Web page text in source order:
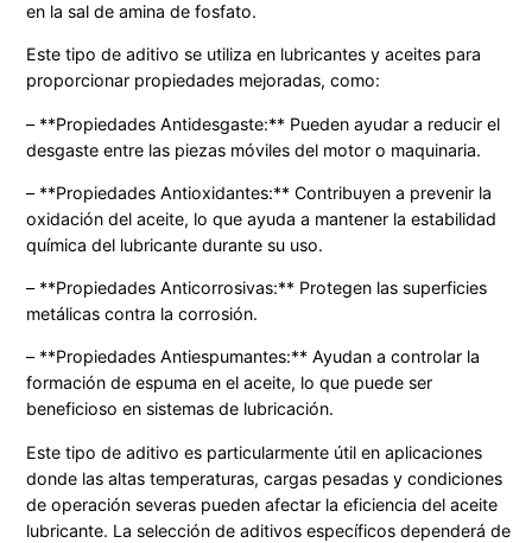
en la sal de amina de fosfato.
Este tipo de aditivo se utiliza en lubricantes y aceites para
proporcionar propiedades mejoradas, como:
– **Propiedades Antidesgaste:** Pueden ayudar a reducir el
desgaste entre las piezas móviles del motor o maquinaria.
– **Propiedades Antioxidantes:** Contribuyen a prevenir la
oxidación del aceite, lo que ayuda a mantener la estabilidad
química del lubricante durante su uso.
– **Propiedades Anticorrosivas:** Protegen las superficies
metálicas contra la corrosión.
– **Propiedades Antiespumantes:** Ayudan a controlar la
formación de espuma en el aceite, lo que puede ser
beneficioso en sistemas de lubricación.
Este tipo de aditivo es particularmente útil en aplicaciones
donde las altas temperaturas, cargas pesadas y condiciones
de operación severas pueden afectar la eficiencia del aceite
lubricante. La selección de aditivos específicos dependerá de